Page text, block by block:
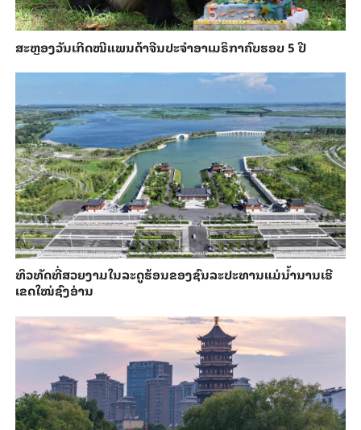
ສະຫຼອງວັນ​ເກີດ​ໝີ​ແພນ​ດ້າ​ຈີນ​ປະ​ຈຳ​ອາ​ເມ​ຣິ​ກາ​ຄົບ​ຮອບ 5 ປີ
ທິວທັດທີ່ສວຍງາມໃນລະດູຮ້ອນຂອງຊົນລະປະທານແມ່ນ້ຳນານເຮີ
ເຂດໃໝ່ຊົງອ່ານ